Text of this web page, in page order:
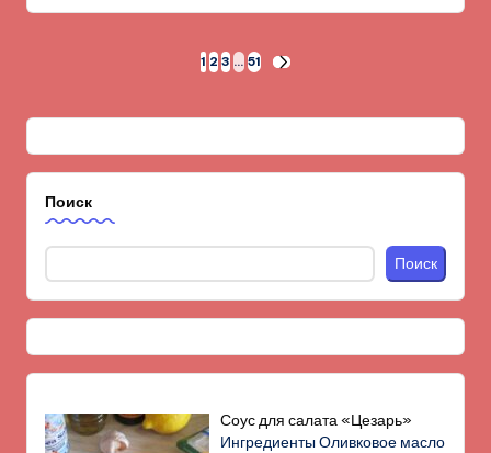
записей
1 2 3 … 51
СЛЕД.
Поиск
Поиск
Соус для салата «Цезарь»
Ингредиенты Оливковое масло